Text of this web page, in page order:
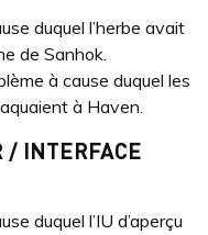
duquel l’herbe avait
de Sanhok.
à cause duquel les
à Haven.
/ INTERFACE
duquel l’IU d’aperçu